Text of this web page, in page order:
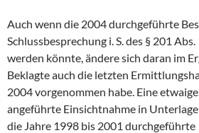
Auch wenn die 2004 durchgeführte
Schlussbesprechung i. S. des § 201
werden könnte, ändere sich daran im
Beklagte auch die letzten
2004 vorgenommen habe. Eine
angeführte Einsichtnahme in
die Jahre 1998 bis 2001 durchgeführte